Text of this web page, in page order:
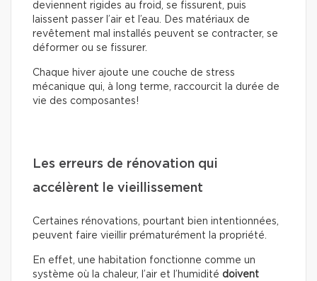
deviennent rigides au froid, se fissurent, puis
laissent passer l’air et l’eau. Des matériaux de
revêtement mal installés peuvent se contracter, se
déformer ou se fissurer.
Chaque hiver ajoute une couche de stress
mécanique qui, à long terme, raccourcit la durée de
vie des composantes!
Les erreurs de rénovation qui
accélèrent le vieillissement
Certaines rénovations, pourtant bien intentionnées,
peuvent faire vieillir prématurément la propriété.
En effet, une habitation fonctionne comme un
système où la chaleur, l’air et l’humidité doivent